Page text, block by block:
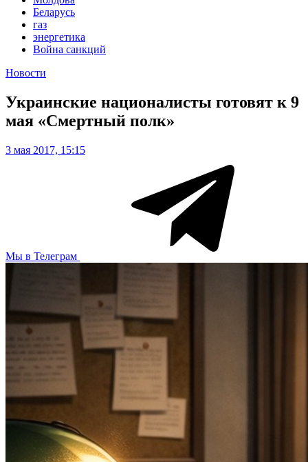
Беларусь
газ
энергетика
Война санкций
Новости
Украинские националисты готовят к 9
мая «Смертный полк»
3 мая 2017, 15:15
Мы в Телеграм